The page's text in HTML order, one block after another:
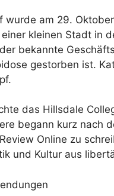
wurde am 29.
kleinen Stadt in
bekannte
gestorben ist.
das Hillsdale
begann kurz nach
Online zu
und Kultur aus